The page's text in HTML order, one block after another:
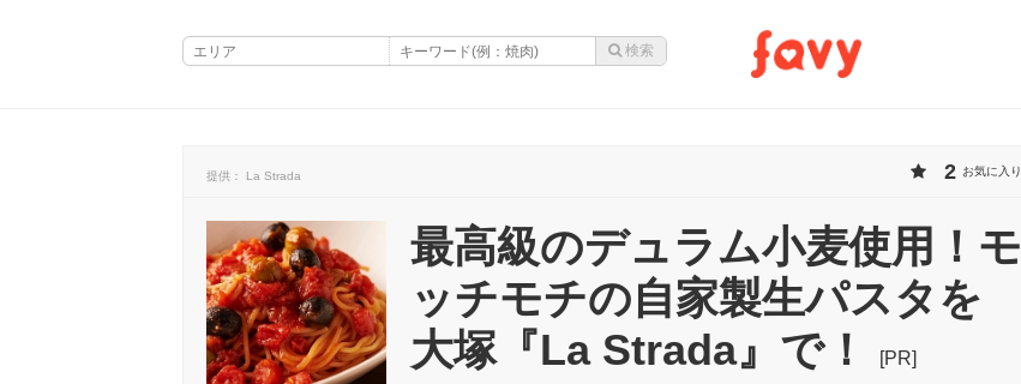
提供： La Strada 2 お気に入り
最高級のデュラム小麦使用！モ
ッチモチの自家製生パスタを
大塚『La Strada』で！
[PR]